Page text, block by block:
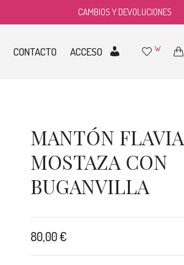
CAMBIOS Y DEVOLUCIONES
W
CONTACTO ACCESO
MANTÓN FLAVIA
MOSTAZA CON
BUGANVILLA
80,00€